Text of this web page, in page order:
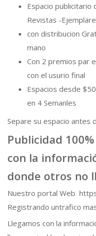
Espacio publicitario
Revistas -
con distribucion
mano
Con 2 premios par
con el usurio final
Espacios desde
en 4 Semanles
Separe su espacio antes
Publicidad
con la
donde otros no
Nuestro portal Web
Registrando untrafico
Llegamos con la